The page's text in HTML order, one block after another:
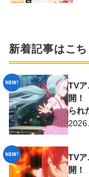
新着記事はこち
TV
開！
られ
TVア
開！